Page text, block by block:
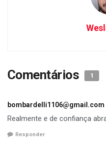
Comentários 1
bombardelli1106@gmail.com
Realmente e de confiança
Responder